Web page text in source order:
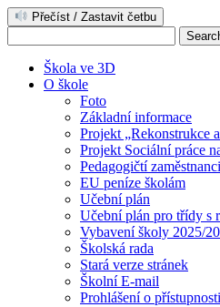
Přečíst / Zastavit četbu
Škola ve 3D
O škole
Foto
Základní informace
Projekt „Rekonstrukce
Projekt Sociální práce
Pedagogičtí zaměstnanci
EU peníze školám
Učební plán
Učební plán pro třídy s
Vybavení školy 2025/
Školská rada
Stará verze stránek
Školní E-mail
Prohlášení o přístupnosti